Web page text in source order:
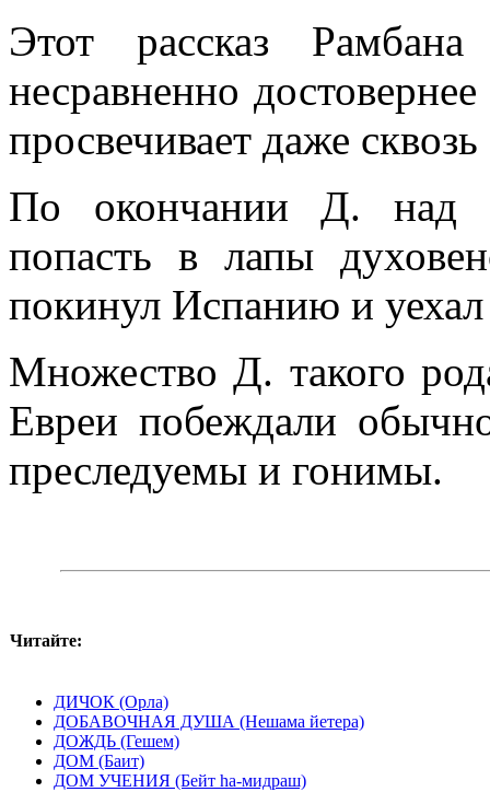
Этот рассказ
несравненно
просвечивает даже
По окончании Д. над
попасть в лапы
покинул Испанию и
Множество Д. такого
Евреи побеждали
преследуемы и гонимы.
Читайте:
ДИЧОК (Орла)
ДОБАВОЧНАЯ ДУША (Нешама йетера)
ДОЖДЬ (Гешем)
ДОМ (Баит)
ДОМ УЧЕНИЯ (Бейт hа-мидраш)